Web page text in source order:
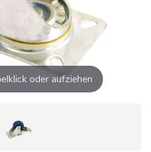
oder aufziehen